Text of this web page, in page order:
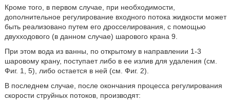
Кроме того, в первом случае, при необходимости,
дополнительное регулирование входного потока жидкости может
быть реализовано путем его дросселирования, с помощью
двухходового (в данном случае) шарового крана 9.
При этом вода из ванны, по открытому в направлении 1-3
шаровому крану, поступает либо в ее излив для удаления (см.
Фиг. 1, 5), либо остается в ней (см. Фиг. 2).
В последнем случае, после окончания процесса регулирования
скорости струйных потоков, производят: